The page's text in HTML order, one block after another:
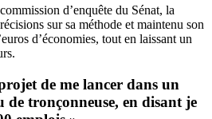
d’enquête du Sénat, la
sur sa méthode et maintenu son
d’économies, tout en laissant un
de me lancer dans un
de tronçonneuse, en disant je